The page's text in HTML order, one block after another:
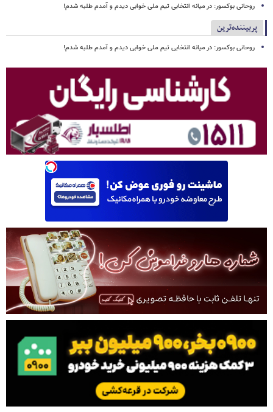
روحانی بوکسور: در میانه انتخابی تیم ملی خوابی دیدم و آمدم طلبه شدم!
پربیننده‌ترین
روحانی بوکسور: در میانه انتخابی تیم ملی خوابی دیدم و آمدم طلبه شدم!